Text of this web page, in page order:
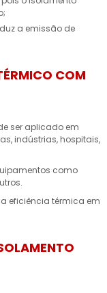
COM
ser aplicado em
indústrias, hospitais,
como
eficiência térmica em